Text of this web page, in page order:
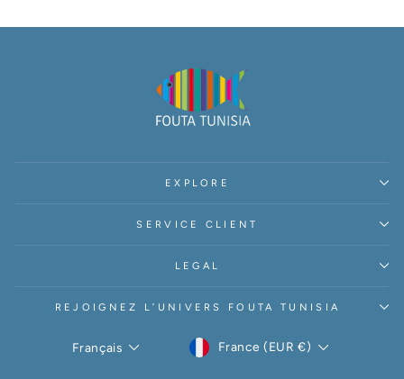
EXPLORE
SERVICE CLIENT
LEGAL
REJOIGNEZ L’UNIVERS FOUTA TUNISIA
LANGUE
Français DEVISE
France (EUR €)